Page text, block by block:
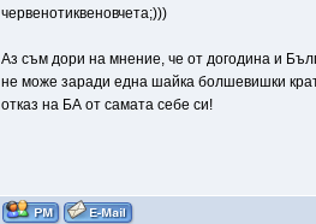
червенотиквеновчета;)))
Аз съм дори на мнение, че от догодина и
не може заради една шайка болшевишки
отказ на БА от самата себе си!